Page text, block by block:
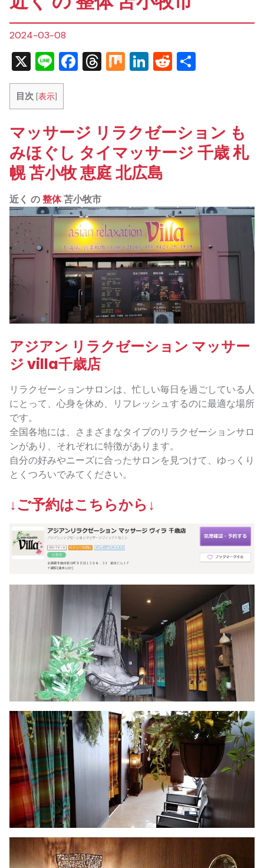
2024-03-08
X LineFacebook
Threads
MixLinkedIn
Reddit
目次 [表示]
マッサージ リラクゼーション も
みほぐし タイマッサージ 千歳 札
幌 苫小牧 恵庭 北広島
近く の整体苫小牧市
アジアン リラクゼーション マッサー
ジ villa千歳店
リラクゼーションサロンは、忙しい毎日を過ごしている人
にとって、心身を休め、リフレッシュするのに最適な場所
です。
全国各地には、さまざまなタイプのリラクゼーションサロ
ンがあり、それぞれに特徴があります。
自分の好みやニーズに合ったサロンを見つけて、ゆっくり
とくつろいでみてください。
↓ご予約はこちらから↓